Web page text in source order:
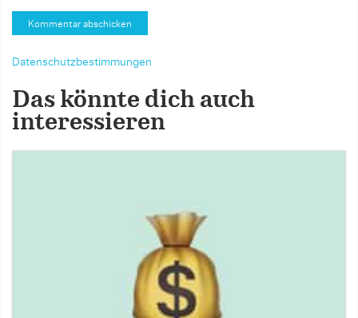
Datenschutzbestimmungen
Das könnte dich auch
interessieren